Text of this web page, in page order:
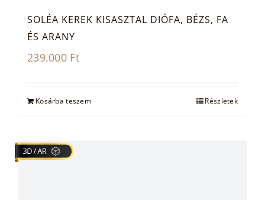
SOLÉA KEREK KISASZTAL DIÓFA, BÉZS, FA
ÉS ARANY
239.000 Ft
Kosárba teszem Részletek